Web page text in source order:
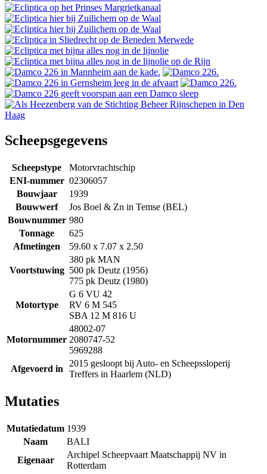
Scheepsgegevens
Scheepstype
Motorvrachtschip
ENI-nummer 02306057
Bouwjaar
1939
Bouwwerf
Jos Boel & Zn in Temse (BEL)
Bouwnummer 980
Tonnage
625
Afmetingen
59.60 x 7.07 x 2.50
Voortstuwing
380 pk MAN
500 pk Deutz (1956)
775 pk Deutz (1980)
Motortype
G 6 VU 42
RV 6 M 545
SBA 12 M 816 U
Motornummer
48002-07
2080747-52
5969288
Afgevoerd in
2015 gesloopt bij Auto- en Scheepssloperij
Treffers in Haarlem (NLD)
Mutaties
Mutatiedatum 1939
Naam
BALI
Eigenaar
Archipel Scheepvaart Maatschappij NV in
Rotterdam